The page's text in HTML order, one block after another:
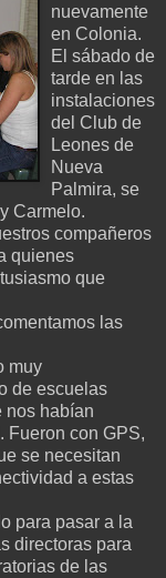
nuevamente
en Colonia.
El sábado de
tarde en las
instalaciones
del Club de
Leones de
Nueva
Palmira, se
Carmelo.
compañeros
quienes
que
las
muy
de escuelas
nos habían
Fueron con GPS,
se necesitan
a estas
para pasar a la
directoras para
de las